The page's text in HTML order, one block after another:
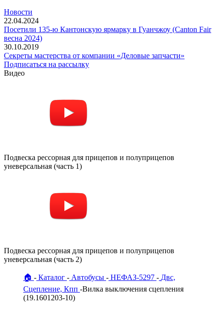
Новости
22.04.2024
Посетили 135-ю Кантонскую ярмарку в Гуанчжоу (Canton Fair
весна 2024)
30.10.2019
Секреты мастерства от компании «Деловые запчасти»
Подписаться на рассылку
Видео
Подвеска рессорная для прицепов и полуприцепов
уневерсальная (часть 1)
Подвеска рессорная для прицепов и полуприцепов
уневерсальная (часть 2)
🏠 Каталог Автобусы НЕФАЗ-5297
Двс,
Сцепление, Кпп Вилка выключения сцепления
(19.1601203-10)